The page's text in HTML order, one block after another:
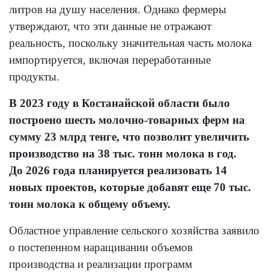
литров на душу населения. Однако фермеры
утверждают, что эти данные не отражают
реальность, поскольку значительная часть молока
импортируется, включая переработанные
продукты.
В 2023 году в Костанайской области было
построено шесть молочно-товарных ферм на
сумму 23 млрд тенге, что позволит увеличить
производство на 38 тыс. тонн молока в год.
До 2026 года планируется реализовать 14
новых проектов, которые добавят еще 70 тыс.
тонн молока к общему объему.
Областное управление сельского хозяйства заявило
о постепенном наращивании объемов
производства и реализации программ